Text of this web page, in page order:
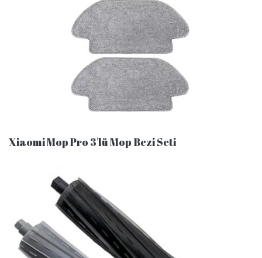
Xiaomi Mop Pro 3'lü Mop Bezi Seti